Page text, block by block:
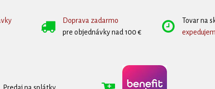
Doprava zadarmo
pre objednávky nad 100 €
Tovar na